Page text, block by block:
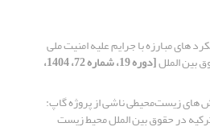
های مبارزه با جرایم علیه امنیت ملی
بین­ الملل [دوره 19، شماره 72، 1404،
های زیست‌محیطی ناشی از پروژه گاپ:
در حقوق بین الملل محیط زیست